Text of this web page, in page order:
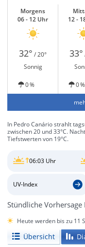
Morgens
06 - 12 Uhr
12 -
32° / 20° 33°
Sonnig
0 % 0 %
In Pedro Canário strahlt
zwischen 20 und 33°C.
Tiefstwerten von 19°C.
06:03 Uhr
UV-Index
Stündliche Vorhersage
Heute werden bis zu 11
Übersicht